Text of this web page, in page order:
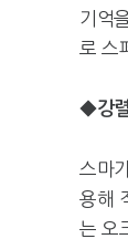
기억
로 스
◆강
스마
용해
는 오